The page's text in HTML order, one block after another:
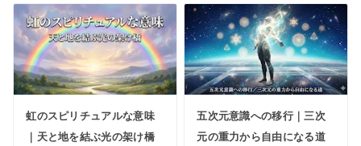
虹のスピリチュアルな意味
｜天と地を結ぶ光の架け橋
五次元意識への移行｜三次
元の重力から自由になる道